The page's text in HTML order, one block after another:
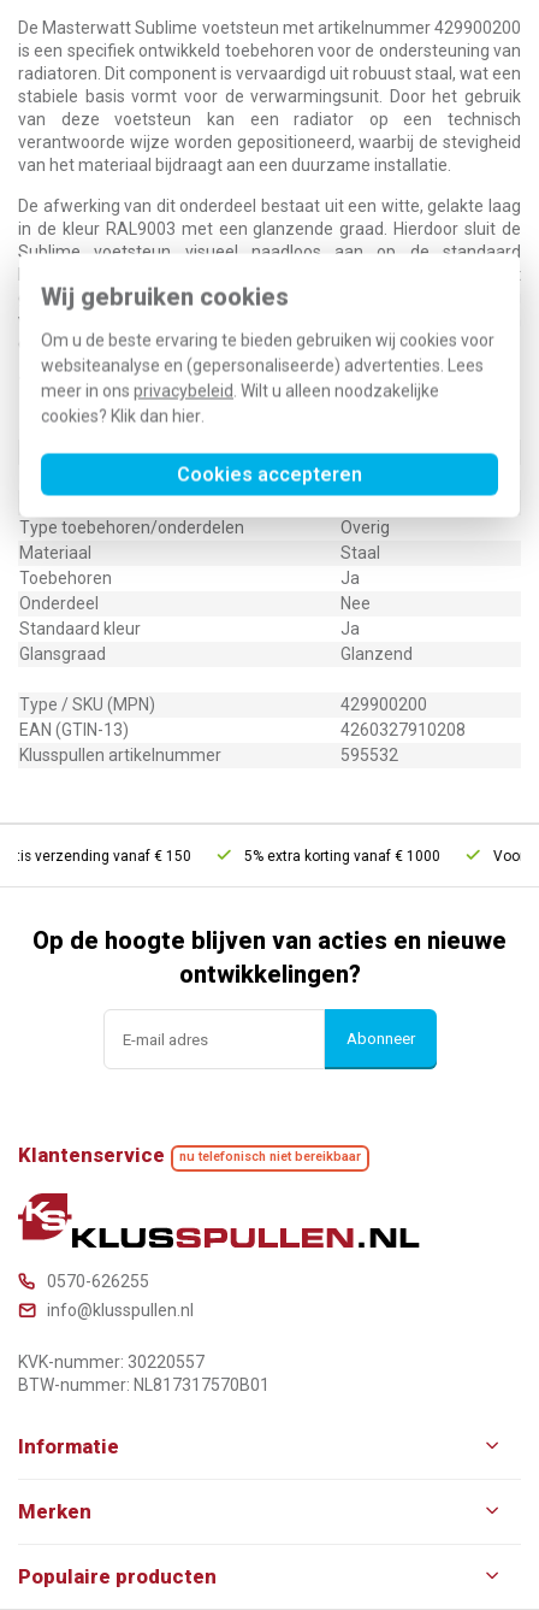
Wij gebruiken cookies
Om u de beste ervaring te bieden gebruiken wij cookies voor
websiteanalyse en (gepersonaliseerde) advertenties. Lees
meer in ons privacybeleid. Wilt u alleen noodzakelijke
cookies? Klik dan hier.
Cookies accepteren
De Masterwatt Sublime voetsteun met artikelnummer 429900200
is een specifiek ontwikkeld toebehoren voor de ondersteuning van
radiatoren. Dit component is vervaardigd uit robuust staal, wat een
stabiele basis vormt voor de verwarmingsunit. Door het gebruik
van deze voetsteun kan een radiator op een technisch
verantwoorde wijze worden gepositioneerd, waarbij de stevigheid
van het materiaal bijdraagt aan een duurzame installatie.
De afwerking van dit onderdeel bestaat uit een witte, gelakte laag
in de kleur RAL9003 met een glanzende graad. Hierdoor sluit de
Sublime voetsteun visueel naadloos aan op de standaard
kleurstelling van de bijbehorende installatiecomponenten. Het
gelakte oppervlak biedt bovendien een effectieve bescherming
van het staal, wat de kwaliteit van het toebehoren onderstreept in
diverse omgevingen waar radiatorondersteuning noodzakelijk is.
Technische specificaties
Specificatie
Kleur
Wit
9003
Oppervlaktebescherming
Gelakt
Type toebehoren/onderdelen
Overig
Materiaal
Staal
Toebehoren
Ja
Onderdeel
Nee
Standaard kleur
Ja
Glansgraad
Glanzend
Type / SKU (MPN)
429900200
EAN (GTIN-13)
4260327910208
Klusspullen artikelnummer
595532
verzending vanaf € 150 5% extra korting vanaf € 1000 Voor
Op de hoogte blijven van acties en nieuwe
ontwikkelingen?
Abonneer
Klantenservice nu telefonisch niet bereikbaar
0570-626255
info@klusspullen.nl
KVK-nummer: 30220557
BTW-nummer: NL817317570B01
Informatie
Merken
Populaire producten